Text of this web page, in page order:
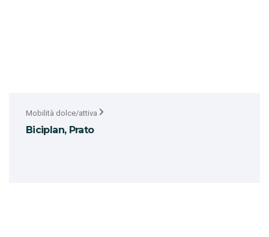
Mobilità dolce/attiva
Biciplan, Prato